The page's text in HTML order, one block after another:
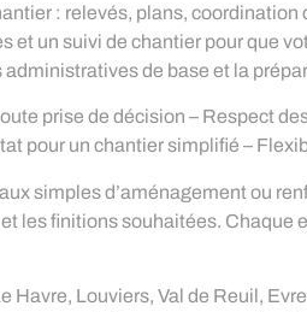
: relevés, plans,
un suivi de chantier pour que
de base et la
prise de décision – Respect
pour un chantier simplifié –
simples d’aménagement ou
les finitions souhaitées.
Louviers, Val de Reuil,